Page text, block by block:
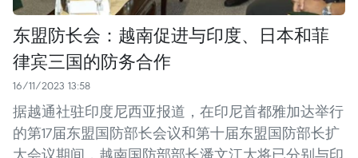
东盟防长会：越南促进与印度、日本和菲
律宾三国的防务合作
16/11/2023 13:58
据越通社驻印度尼西亚报道，在印尼首都雅加达举行
的第17届东盟国防部长会议和第十届东盟国防部长扩